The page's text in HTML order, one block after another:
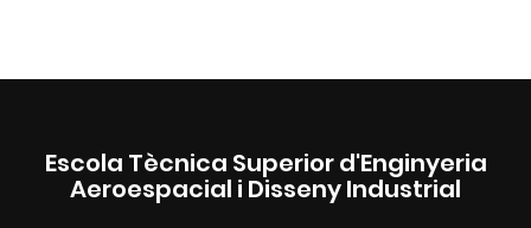
Escola Tècnica Superior d'Enginyeria
Aeroespacial i Disseny Industrial